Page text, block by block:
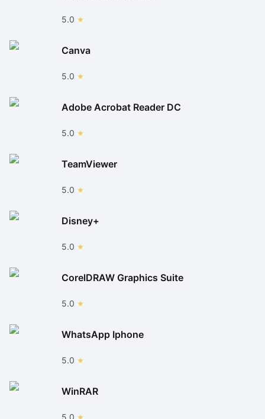
5.0
Canva
5.0
Adobe Acrobat Reader DC
5.0
TeamViewer
5.0
Disney+
5.0
CorelDRAW Graphics Suite
5.0
WhatsApp Iphone
5.0
WinRAR
5.0